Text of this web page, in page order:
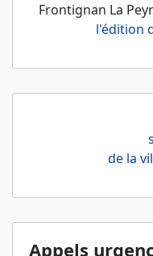
Frontignan La
l'édition
de la
Appels